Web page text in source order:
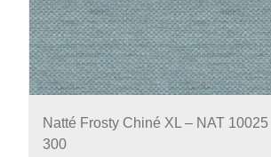
Natté Frosty Chiné XL – NAT 10025
300